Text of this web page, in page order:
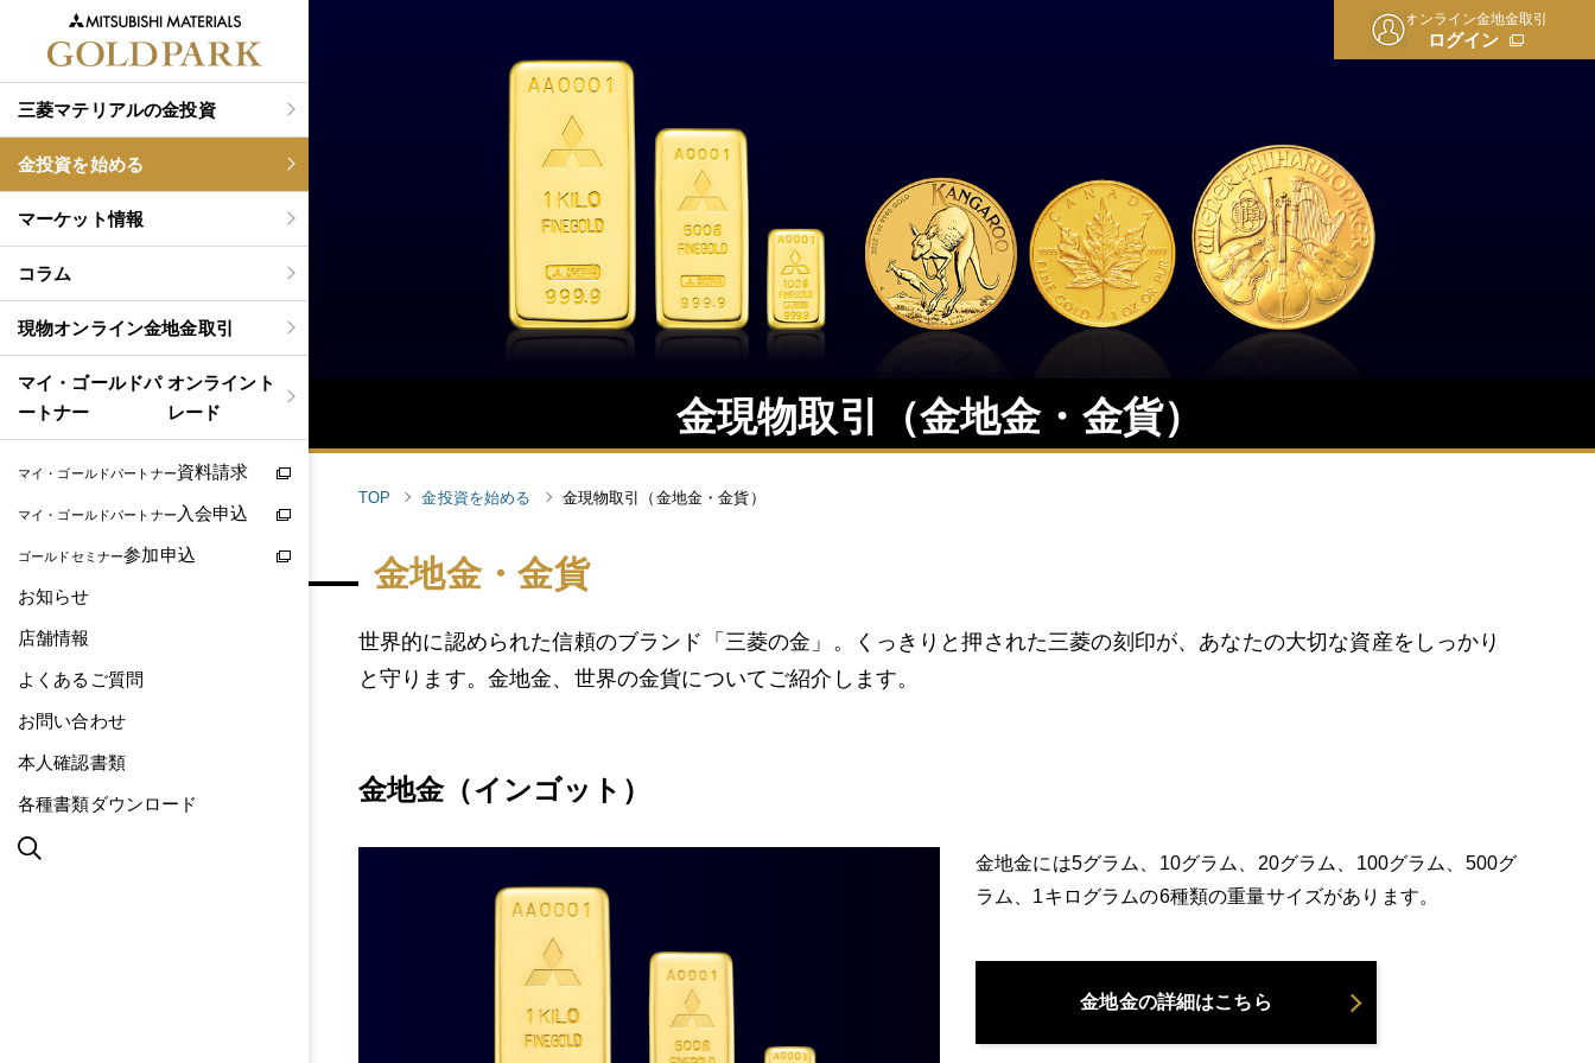
オンライン金地金取引
ログイン
三菱マテリアルの金投資
金投資を始める
マーケット情報
コラム
現物オンライン金地金取引
マイ・ゴールドパ
ートナー
オンライント
レード
マイ・ゴールドパートナー資料請求
マイ・ゴールドパートナー 入会申込
ゴールドセミナー参加申込
お知らせ
店舗情報
よくあるご質問
お問い合わせ
本人確認書類
各種書類ダウンロード
金現物取引（金地金・金貨）
TOP 金投資を始める 金現物取引（金地金・金貨）
金地金・金貨
世界的に認められた信頼のブランド「三菱の金」。くっきりと押された三菱の刻印が、あなたの大切な資産をしっかり
と守ります。金地金、世界の金貨についてご紹介します。
金地金（インゴット）
金地金には5グラム、10グラム、20グラム、100グラム、500グ
ラム、1キログラムの6種類の重量サイズがあります。
金地金の詳細はこちら